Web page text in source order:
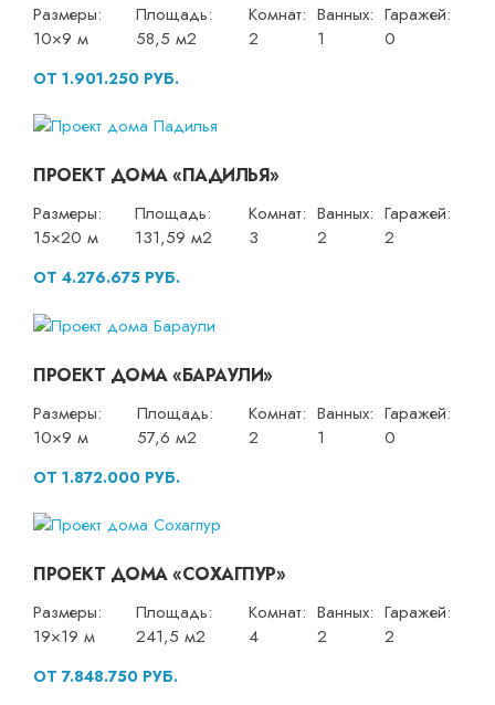
Размеры:
10×9 м
Площадь:
58,5 м2
Комнат:
2
Ванных:
1
Гаражей:
0
ОТ 1.901.250 РУБ.
ПРОЕКТ ДОМА «ПАДИЛЬЯ»
Размеры:
15×20 м
Площадь:
131,59 м2
Комнат:
3
Ванных:
2
Гаражей:
2
ОТ 4.276.675 РУБ.
ПРОЕКТ ДОМА «БАРАУЛИ»
Размеры:
10×9 м
Площадь:
57,6 м2
Комнат:
2
Ванных:
1
Гаражей:
0
ОТ 1.872.000 РУБ.
ПРОЕКТ ДОМА «СОХАГПУР»
Размеры:
19×19 м
Площадь:
241,5 м2
Комнат:
4
Ванных:
2
Гаражей:
2
ОТ 7.848.750 РУБ.